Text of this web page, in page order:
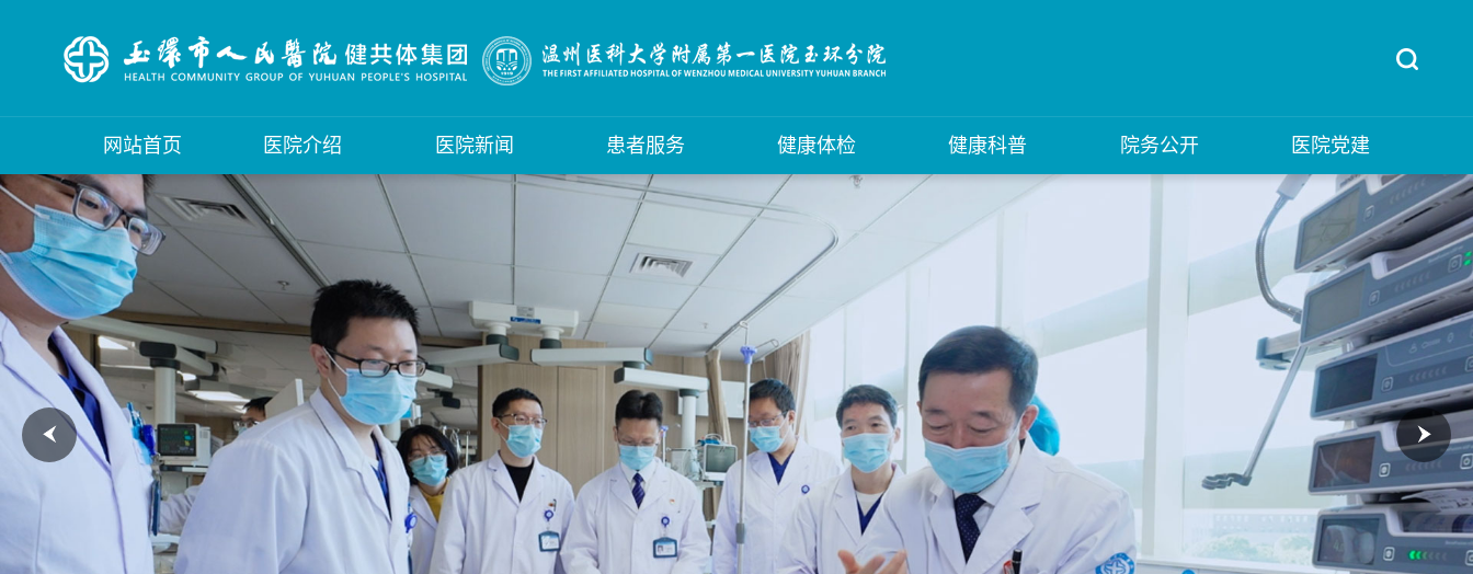
网站首页 医院介绍 医院新闻 患者服务 健康体检 健康科普 院务公开 医院党建